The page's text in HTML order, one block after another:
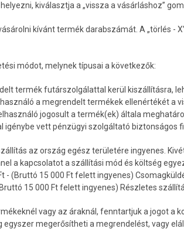
kiválasztja a „vissza a vásárláshoz”
kívánt termék darabszámát. A „törlés -
módot, melynek típusai a következők:
termék futárszolgálattal kerül kiszállításra,
a megrendelt termékek ellenértékét a
jogosult a termék(ek) általa
vett pénzügyi szolgáltató biztonságos
az ország egész területére ingyenes.
a kapcsolatot a szállítási mód és költség
(Bruttó 15 000 Ft felett ingyenes)
15 000 Ft felett ingyenes) Részletes
vagy az áraknál, fenntartjuk a jogot a
megerősítheti a megrendelést, vagy